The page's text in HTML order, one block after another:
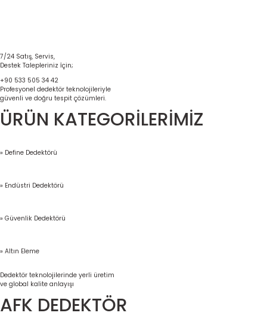
7/24 Satış, Servis,
Destek Talepleriniz İçin;
+90 533 505 34 42
Profesyonel dedektör teknolojileriyle
güvenli ve doğru tespit çözümleri.
ÜRÜN KATEGORİLERİMİZ
» Define Dedektörü
» Endüstri Dedektörü
» Güvenlik Dedektörü
» Altın Eleme
Dedektör teknolojilerinde yerli üretim
ve global kalite anlayışı
AFK DEDEKTÖR